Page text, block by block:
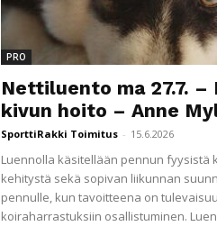
PRO
Nettiluento ma 27.7. –
kivun hoito – Anne
SporttiRakki Toimitus - 15.6.2026
Luennolla käsitellään pennun fyysistä
kehitystä sekä sopivan liikunnan
pennulle, kun tavoitteena on
koiraharrastuksiin osallistuminen.